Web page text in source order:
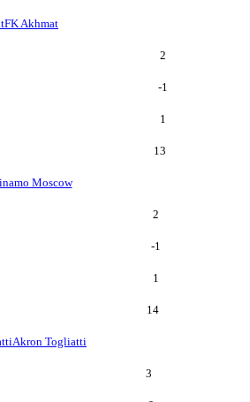
FK Akhmat
2
-1
1
13
Moscow
2
-1
1
14
Akron Togliatti
3